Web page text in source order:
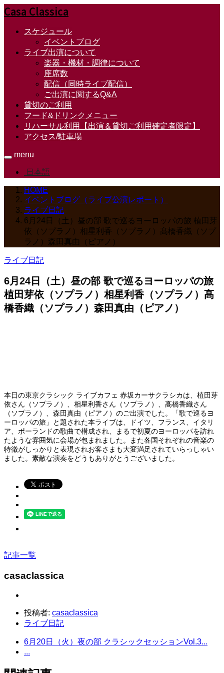
Casa Classica
スケジュール
イベントブログ
ライブ出演について
楽器・機材・調律について
座席数
配信（同時ライブ配信）
ご出演に関するQ&A
貸切のご利用
フード&ドリンクメニュー
リハーサル利用【出演＆貸切ご利用確定者限定】
アクセス/駐車場
menu
日本語
HOME
イベントブログ（ライブ公演レポート）
ライブ日記
6月24日（土）昼の部 歌で巡るヨーロッパの旅 植田芽
依（ソプラノ）相星利香（ソプラノ）髙橋香織（ソプ
ラノ）森田真由（ピアノ）
ライブ日記
6月24日（土）昼の部 歌で巡るヨーロッパの旅
植田芽依（ソプラノ）相星利香（ソプラノ）髙
橋香織（ソプラノ）森田真由（ピアノ）
本日の東京クラシック ライブカフェ 赤坂カーサクラシカは、植田芽
依さん（ソプラノ）、相星利香さん（ソプラノ）、髙橋香織さん
（ソプラノ）、森田真由（ピアノ）のご出演でした。「歌で巡るヨ
ーロッパの旅」と題された本ライブは、ドイツ、フランス、イタリ
ア、ポーランドの歌曲で構成され、まるで初夏のヨーロッパを訪れ
たような雰囲気に会場が包まれました。また各国それぞれの音楽の
特徴がしっかりと表現されお客さまも大変満足されていらっしゃい
ました。素敵な演奏をどうもありがとうございました。
記事一覧
casaclassica
投稿者: casaclassica
ライブ日記
6月20日（火）夜の部 クラシックセッションVol.3...
...